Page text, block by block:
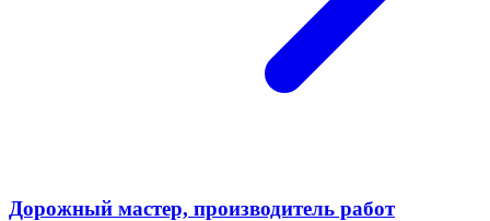
Дорожный мастер, производитель работ